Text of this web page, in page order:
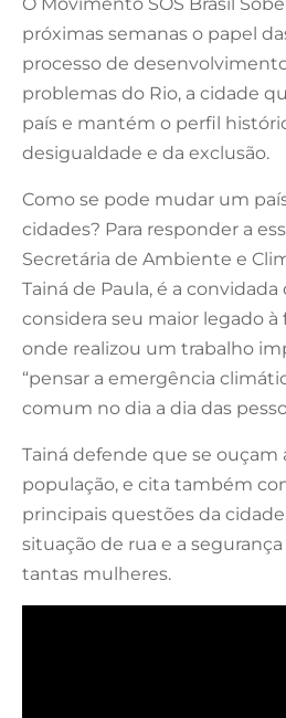
próximas semanas o papel
processo de
problemas do Rio, a cidade
país e mantém o perfil
desigualdade e da exclusão.
Como se pode mudar um
cidades? Para responder a
Secretária de Ambiente e
Tainá de Paula, é a convidada
considera seu maior legado à
onde realizou um trabalho
“pensar a emergência
comum no dia a dia das
Tainá defende que se ouçam
população, e cita também
principais questões da
situação de rua e a
tantas mulheres.